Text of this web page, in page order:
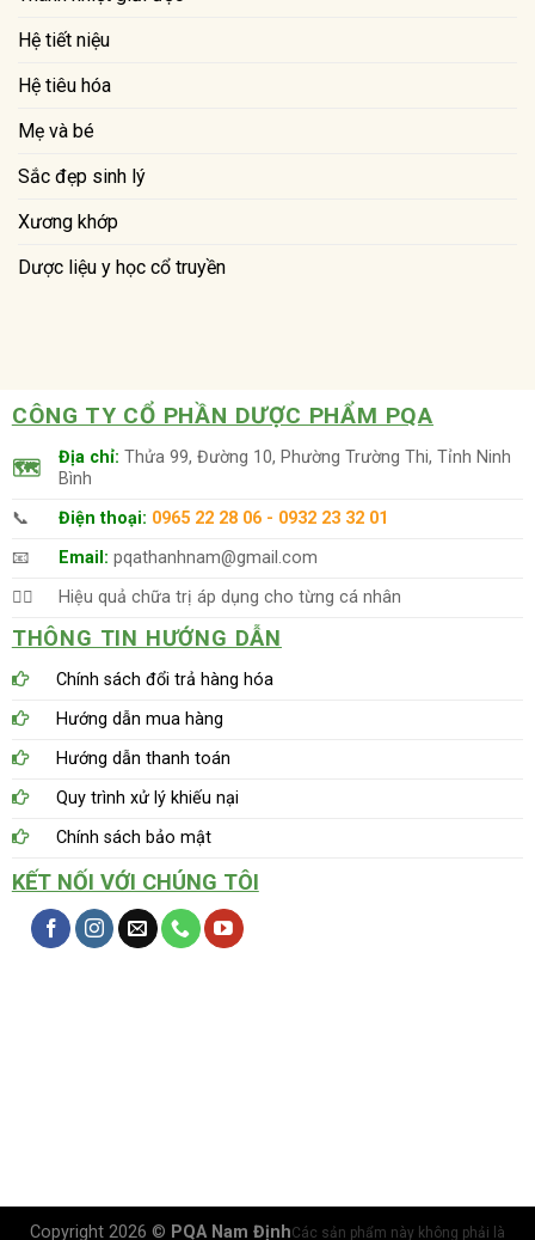
Hệ tiết niệu
Hệ tiêu hóa
Mẹ và bé
Sắc đẹp sinh lý
Xương khớp
Dược liệu y học cổ truyền
CÔNG TY CỔ PHẦN DƯỢC PHẨM PQA
🗺 Địa chỉ: Thửa 99, Đường 10, Phường Trường Thi, Tỉnh Ninh
Bình
📞
Điện thoại: 0965 22 28 06 - 0932 23 32 01
📧
Email: pqathanhnam@gmail.com
👨‍⚕️
Hiệu quả chữa trị áp dụng cho từng cá nhân
THÔNG TIN HƯỚNG DẪN
Chính sách đổi trả hàng hóa
Hướng dẫn mua hàng
Hướng dẫn thanh toán
Quy trình xử lý khiếu nại
Chính sách bảo mật
KẾT NỐI VỚI CHÚNG TÔI
Copyright 2026 © PQA Nam ĐịnhCác sản phẩm này không phải là